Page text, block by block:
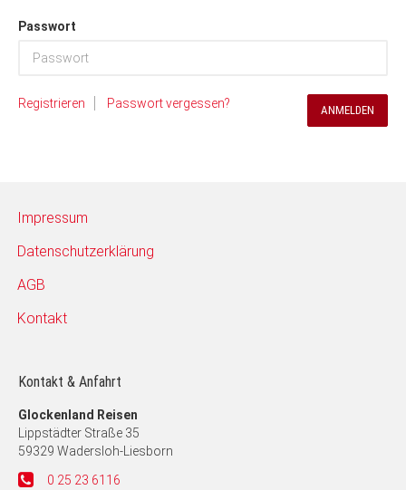
Passwort
Registrieren Passwort vergessen?
Impressum
Datenschutzerklärung
AGB
Kontakt
Kontakt & Anfahrt
Glockenland Reisen
Lippstädter Straße 35
59329 Wadersloh-Liesborn
0 25 23 6116